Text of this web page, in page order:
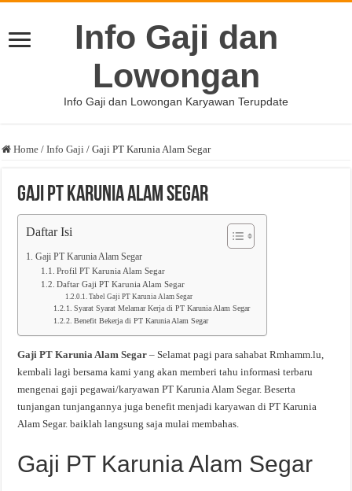
Info Gaji dan
Lowongan
Info Gaji dan Lowongan Karyawan Terupdate
Home / Info Gaji / Gaji PT Karunia Alam Segar
Gaji PT Karunia Alam Segar
Daftar Isi
Gaji PT Karunia Alam Segar
Profil PT Karunia Alam Segar
Daftar Gaji PT Karunia Alam Segar
Tabel Gaji PT Karunia Alam Segar
Syarat Syarat Melamar Kerja di PT Karunia Alam Segar
Benefit Bekerja di PT Karunia Alam Segar
Gaji PT Karunia Alam Segar – Selamat pagi para sahabat Rmhamm.lu,
kembali lagi bersama kami yang akan memberi tahu informasi terbaru
mengenai gaji pegawai/karyawan PT Karunia Alam Segar. Beserta
tunjangan tunjangannya juga benefit menjadi karyawan di PT Karunia
Alam Segar. baiklah langsung saja mulai membahas.
Gaji PT Karunia Alam Segar